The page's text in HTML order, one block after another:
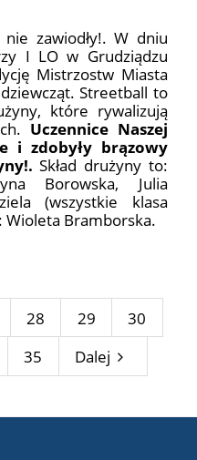
nie zawiodły!. W dniu
I LO w Grudziądzu
Mistrzostw Miasta
Streetball to
które rywalizują
Uczennice Naszej
i zdobyły brązowy
Skład drużyny to:
Borowska, Julia
(wszystkie klasa
Wioleta Bramborska.
28 29
30
35 Dalej